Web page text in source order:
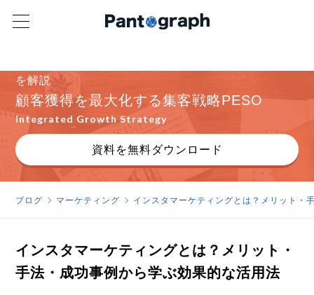
を解説
顧客獲得を最大化する集客戦略PESO
Integrated Growth Strategy
資料を無料ダウンロード
ブログ マーケティング インスタマーケティングとは？メリット・
インスタマーケティングとは？メリット・
手法・成功事例から学ぶ効果的な活用法